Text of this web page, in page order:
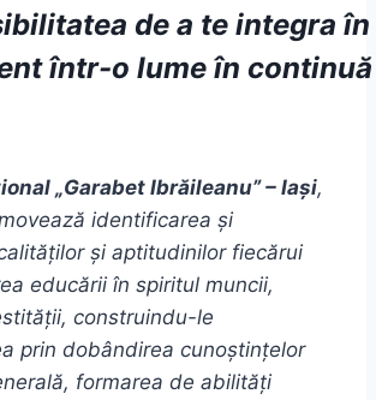
de a te integra în
într-o lume în continuă
„Garabet Ibrăileanu” – Iași,
identificarea și
și aptitudinilor fiecărui
educării în spiritul muncii,
construindu-le
prin dobândirea cunoștințelor
formarea de abilități